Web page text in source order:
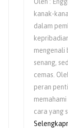
kanak-
dalam
mengenali
senang,
cemas.
peran
cara yang